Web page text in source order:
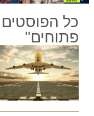
כל
פתוחים"